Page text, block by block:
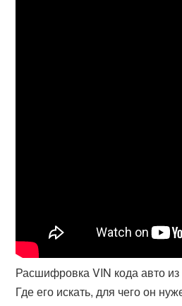
Расшифровка VIN кода авто
Где его искать, для чего он